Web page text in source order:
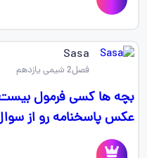
Sasa
فصل2 شیمی یازدهم
بچه ها کسی فرمول
عکس پاسخنامه رو از سوال 606 الی 610